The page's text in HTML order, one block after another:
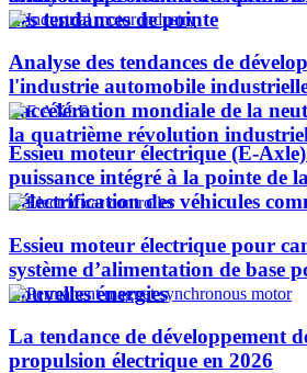
des tendances de pointe
Analyse des tendances de
l'industrie automobile
l'accélération mondiale de la
la quatrième révolution
Essieu moteur électrique (E-
puissance intégré à la pointe de
l’électrification des véhicules
Essieu moteur électrique pour
système d’alimentation de base
nouvelles énergies
La tendance de développement
propulsion électrique en 2026